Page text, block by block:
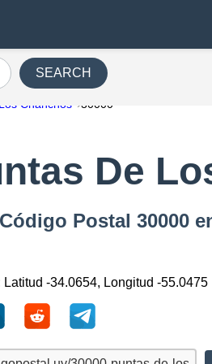
SEARCH
Chanchos 30000
De
Postal 30000
Latitud -34.0654, Longitud -55.0475